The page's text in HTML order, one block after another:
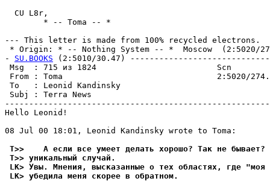
  CU L8r,
        * -- Toma -- *
--- This letter is made from 100% recycled electrons.
* Origin: * -- Nothing System -- *  Moscow  (2:5020/
- SU.BOOKS (2:5010/30.47)
Msg  : 715 из 1824
From : Toma                                2:5020/
To   : Leonid Kandinsky
Subj : Terra
Hello Leonid!
08 Jul 00 18:01, Leonid Kandinsky wrote to Toma:
T>>    А если все умеет делать хоpошо? Так не бывает?
T>> уникальный случай.
LK> Увы. Мнения, высказанные о тех областях, где "моя
LK> yбедила меня скорее в обратном.